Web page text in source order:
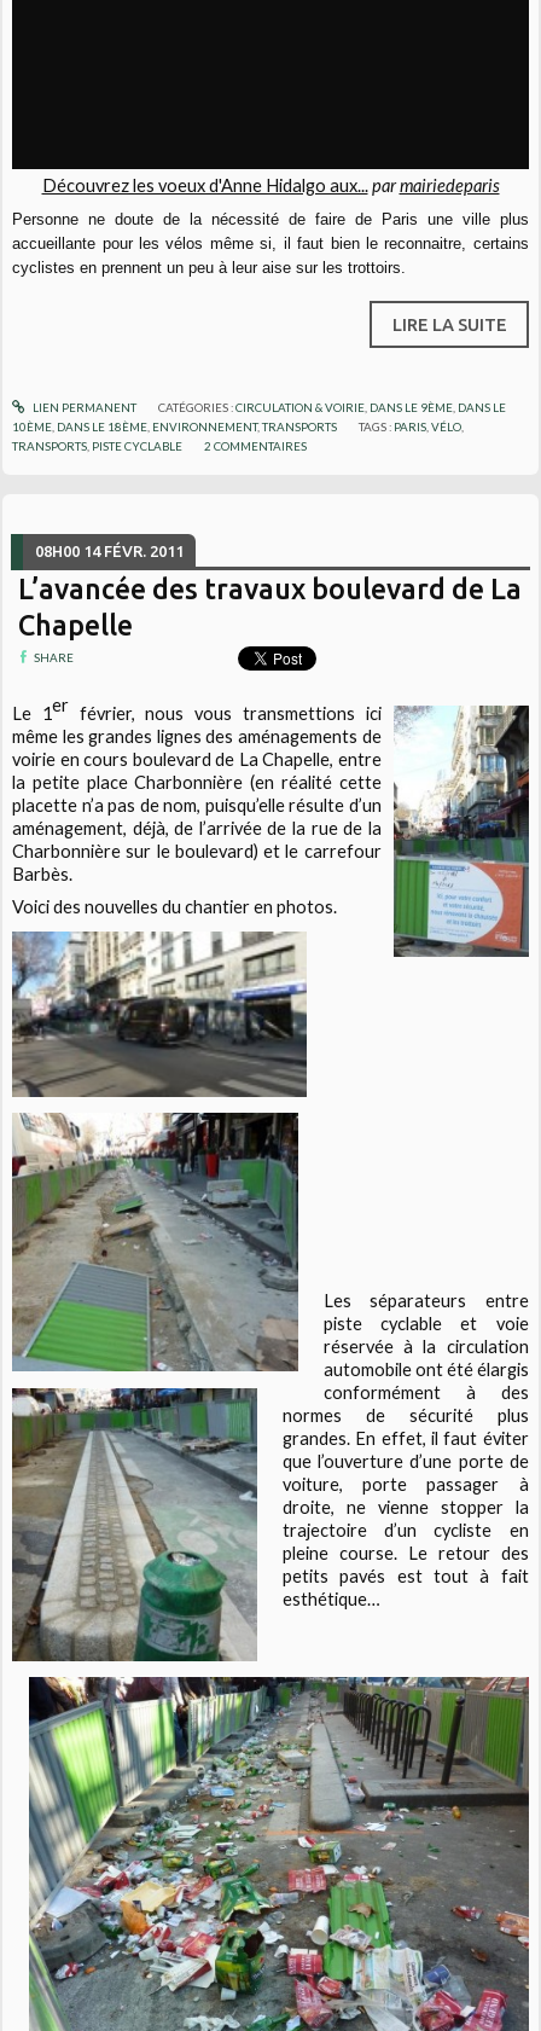
Découvrez les voeux d'Anne Hidalgo aux... parmairiedeparis
Personne ne doute de la nécessité de faire de Paris une ville plus
accueillante pour les vélos même si, il faut bien le reconnaitre, certains
cyclistes en prennent un peu à leur aise sur les trottoirs.
LIRE LA SUITE
LIEN PERMANENT CATÉGORIES :CIRCULATION & VOIRIE, DANS LE 9ÈME, DANS LE
10ÈME DANS LE 18ÈME ENVIRONNEMENT,TRANSPORTS TAGS : PARIS ,VÉLO
TRANSPORTS PISTE CYCLABLE 2 COMMENTAIRES
08H00 14 FÉVR. 2011
L’avancée des travaux boulevard de La
Chapelle
SHARE
Le 1er février, nous vous transmettions ici
même les grandes lignes des aménagements de
voirie en cours boulevard de La Chapelle, entre
la petite place Charbonnière (en réalité cette
placette n’a pas de nom, puisqu’elle résulte d’un
aménagement, déjà, de l’arrivée de la rue de la
Charbonnière sur le boulevard) et le carrefour
Barbès.
Voici des nouvelles du chantier en photos.
Les séparateurs entre
piste cyclable et voie
réservée à la circulation
automobile ont été élargis
conformément à des
normes de sécurité plus
grandes. En effet, il faut éviter
que l’ouverture d’une porte de
voiture, porte passager à
droite, ne vienne stopper la
trajectoire d’un cycliste en
pleine course. Le retour des
petits pavés est tout à fait
esthétique…